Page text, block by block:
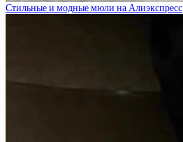
Стильные и модные мюли на Алиэкспресс